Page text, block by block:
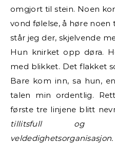
omgjort til stein. Noen
vond følelse, å høre
står jeg der, skjelvende
Hun knirket opp døra.
med blikket. Det flakket
Bare kom inn, sa hun,
talen min ordentlig.
første tre linjene blitt
tillitsfull og